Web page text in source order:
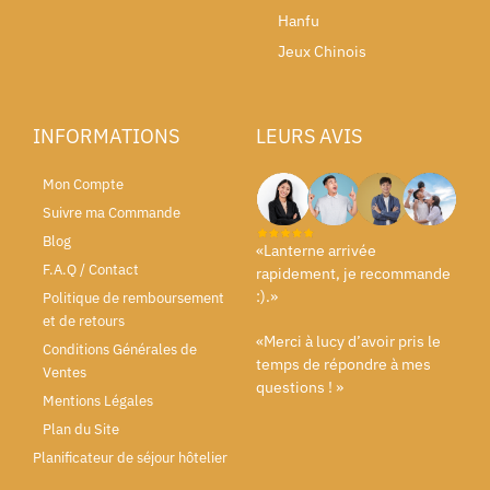
Hanfu
Jeux Chinois
INFORMATIONS
Mon Compte
Suivre ma Commande
Blog
F.A.Q / Contact
Politique de remboursement
et de retours
Conditions Générales de
Ventes
Mentions Légales
Plan du Site
Planificateur de séjour hôtelier
LEURS AVIS
«Lanterne arrivée
rapidement, je recommande
:).»
«Merci à lucy d’avoir pris le
temps de répondre à mes
questions ! »